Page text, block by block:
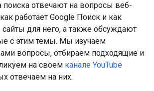
поиска отвечают на вопросы веб-
работает Google Поиск и как
сайты для него, а также обсуждают
с этим темы. Мы изучаем
вопросы, отбираем подходящие и
на своем канале YouTube
отвечаем на них.